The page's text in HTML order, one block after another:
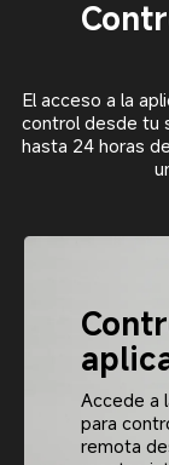
El acceso a la
control desde tu
hasta 24 horas
Usa
la